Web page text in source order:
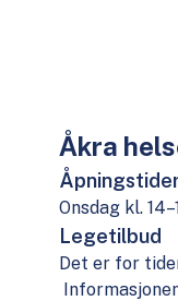
Åkra
Onsdag kl.
Legetilbud
Det er for